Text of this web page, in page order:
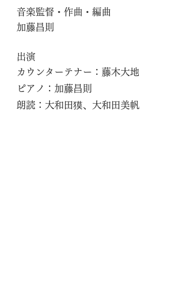
音楽監督・作曲・編曲
加藤昌則
出演
カウンターテナー：藤木大地
ピアノ：加藤昌則
朗読：大和田獏、大和田美帆